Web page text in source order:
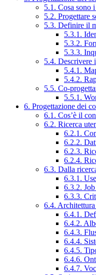
5.1. Cosa sono
5.2. Progettare
5.3. Definire il
5.3.1.
5.3.2.
5.3.3.
5.4. Descrivere
5.4.1.
5.4.2.
5.5. Co-
5.5.1.
6. Progettazione dei
6.1. Cos’è il
6.2. Ricerca
6.2.1.
6.2.2.
6.2.3.
6.2.4.
6.3. Dalla
6.3.1.
6.3.2.
6.3.3.
6.4.
6.4.1.
6.4.2.
6.4.3.
6.4.4.
6.4.5.
6.4.6.
6.4.7.